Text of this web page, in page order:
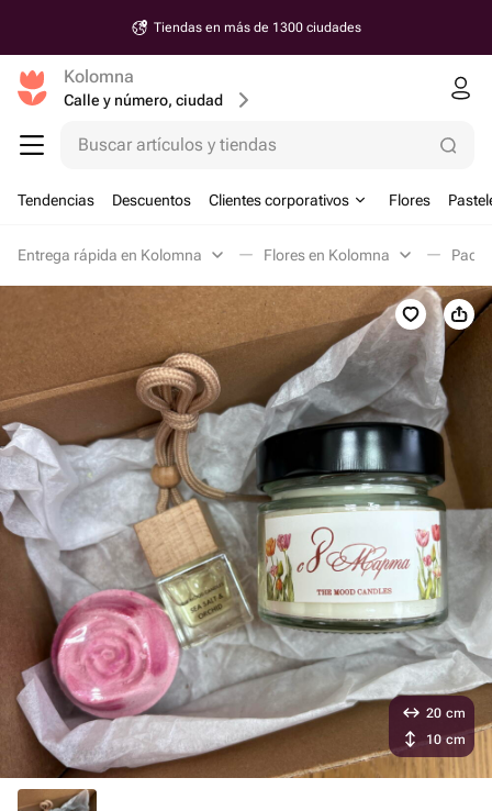
Tiendas en más de 1300 ciudades
Kolomna
Calle y número, ciudad
Buscar artículos y tiendas
Tendencias Descuentos Clientes corporativos Flores
Entrega rápida en Kolomna Flores en Kolomna Pack
20 cm
10 cm